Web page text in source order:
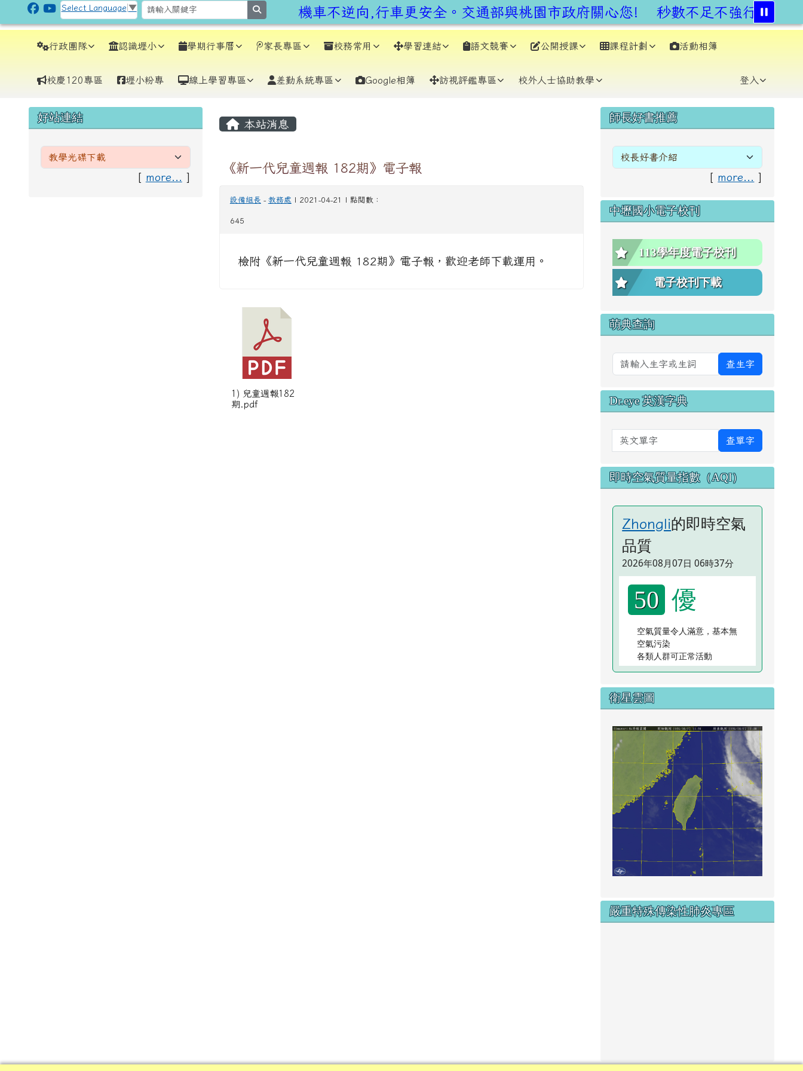
跳至主內容區
CLPS Site
Select Language ▼ 機車不逆向,行車更安全。交通部與桃園市政府關心您! 秒數不足不強行,安全
導覽列行政團隊 認識壢小 學期行事曆 家長專區 校務常用 學習連結 語文競賽 公開授課 課程計劃 活動相簿
校慶120專區 壢小粉專 線上學習專區 差勤系統專區 Google相簿 訪視評鑑專區 校外人士協助教學 登入
左邊區域內容
好站連結
[ more... ]
主內容區域
本站消息
《新一代兒童週報 182期》電子報
設備組長 - 教務處 | 2021-04-21 | 點閱數：
645
檢附《新一代兒童週報 182期》電子報，歡迎老師下載運用。
1) 兒童週報182
期.pdf
右邊區域內容
師長好書推薦
[ more... ]
中壢國小電子校刊
113學年度電子校刊
電子校刊下載
萌典查詢
查生字
Dr.eye 英漢字典
英文單字 查單字
即時空氣質量指數（AQI）
Zhongli的即時空氣
品質
2026年08月07日 06時37分
50 優
空氣質量令人滿意，基本無
空氣污染
各類人群可正常活動
衛星雲圖
link to
嚴重特殊傳染性肺炎專區
頁尾區域